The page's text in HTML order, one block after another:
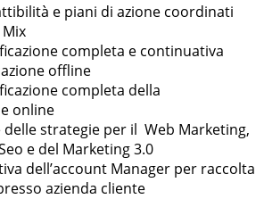
e piani di azione coordinati
completa e continuativa
offline
completa della
online
delle strategie per il Web Marketing,
e del Marketing 3.0
dell’account Manager per raccolta
azienda cliente